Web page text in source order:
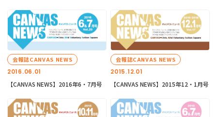
2016.06.01
会報誌CANVAS NEWS
【CANVAS NEWS】2016年6・7月号
2015.12.01
会報誌CANVAS NEWS
【CANVAS NEWS】2015年12・1月号